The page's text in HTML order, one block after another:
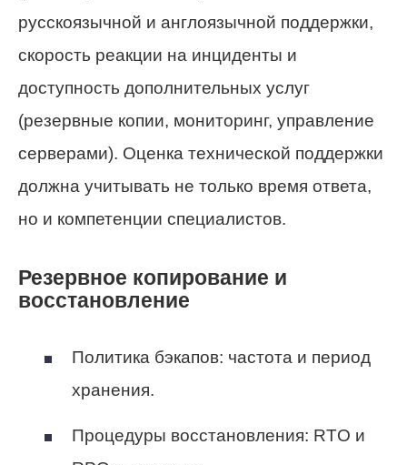
русскоязычной и англоязычной поддержки,
скорость реакции на инциденты и
доступность дополнительных услуг
(резервные копии, мониторинг, управление
серверами). Оценка технической поддержки
должна учитывать не только время ответа,
но и компетенции специалистов.
Резервное копирование и
восстановление
Политика бэкапов: частота и период
хранения.
Процедуры восстановления: RTO и